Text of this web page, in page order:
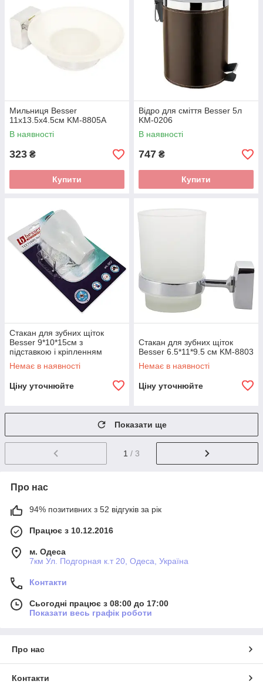
Мильниця Besser
11х13.5х4.5см KM-8805A
В наявності
323 ₴
Купити
Відро для сміття Besser 5л
KM-0206
В наявності
747 ₴
Купити
Стакан для зубних щіток
Besser 9*10*15см з
підставкою і кріпленням
"SMART STICKER" KM-0157
Немає в наявності
Ціну уточнюйте
Стакан для зубних щіток
Besser 6.5*11*9.5 см KM-8803
Немає в наявності
Ціну уточнюйте
Показати ще
1 / 3
Про нас
94% позитивних з 52 відгуків за рік
Працює з 10.12.2016
м. Одеса
7км Ул. Подгорная к.т 20, Одеса, Україна
Контакти
Сьогодні працює з 08:00 до 17:00
Показати весь графік роботи
Про нас
Контакти